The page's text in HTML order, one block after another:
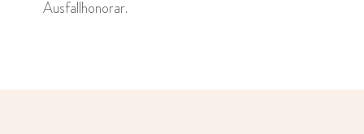
Ausfallhonorar.